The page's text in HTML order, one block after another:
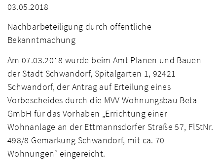
03.05.2018
Nachbarbeteiligung durch öffentliche
Bekanntmachung
Am 07.03.2018 wurde beim Amt Planen und Bauen
der Stadt Schwandorf, Spitalgarten 1, 92421
Schwandorf, der Antrag auf Erteilung eines
Vorbescheides durch die MVV Wohnungsbau Beta
GmbH für das Vorhaben „Errichtung einer
Wohnanlage an der Ettmannsdorfer Straße 57, FlStNr.
498/8 Gemarkung Schwandorf, mit ca. 70
Wohnungen“ eingereicht.